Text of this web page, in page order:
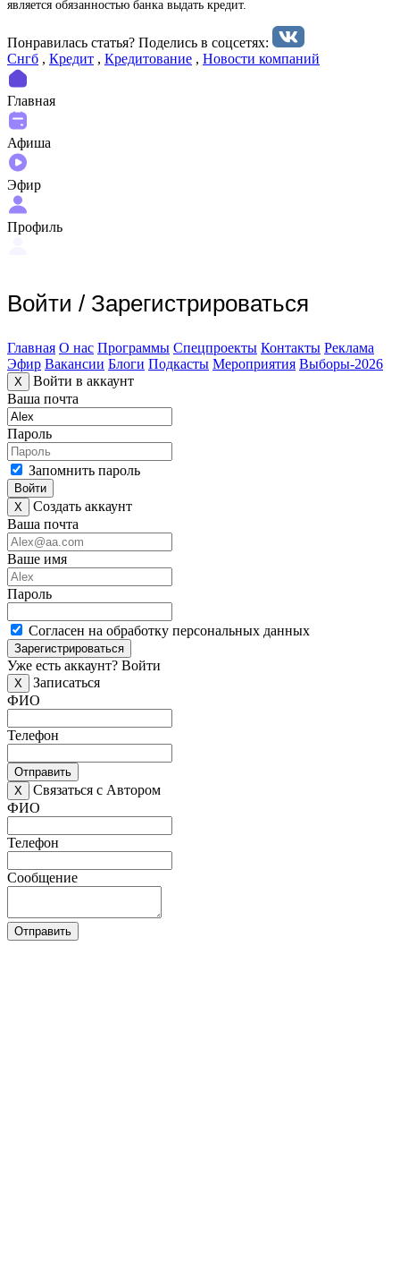
является обязанностью банка выдать кредит.
Понравилась статья? Поделиcь в соцсетях:
Снгб , Кредит , Кредитование , Новости компаний
Главная
Афиша
Эфир
Профиль
Войти / Зарегистрироваться
Главная О нас Программы Спецпроекты Контакты Реклама
Эфир Вакансии Блоги Подкасты Мероприятия Выборы-2026
X
Войти в аккаунт
Ваша почта
Пароль
Запомнить пароль
Войти
X
Создать аккаунт
Ваша почта
Ваше имя
Пароль
Согласен на обработку персональных данных
Зарегистрироваться
Уже есть аккаунт? Войти
X
Записаться
ФИО
Телефон
Отправить
X
Связаться с Автором
ФИО
Телефон
Сообщение
Отправить